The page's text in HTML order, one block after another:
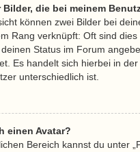
die bei meinem
können zwei Bilder bei
Rang verknüpft: Oft sind
Status im Forum
Es handelt sich hierbei in
unterschiedlich ist.
einen Avatar?
Bereich kannst du unter